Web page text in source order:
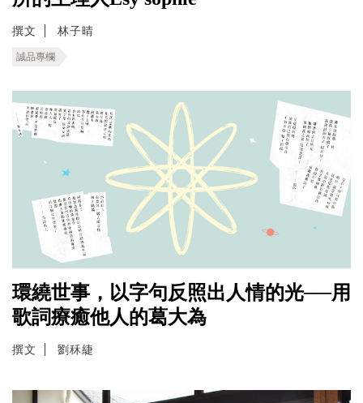
撰文 林子晴
誠品專欄
環繞世事，以字句反照出人情的光──用
歌詞療癒他人的葛大為
撰文 劉秝緁